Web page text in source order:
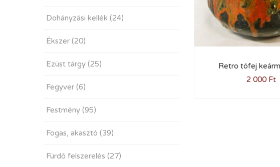
Dohányzási kellék (24)
Ékszer (20)
Ezüst tárgy (25)
Fegyver (6)
Festmény (95)
Fogas, akasztó (39)
Fürdő felszerelés (27)
Retro tófej
2 000 Ft